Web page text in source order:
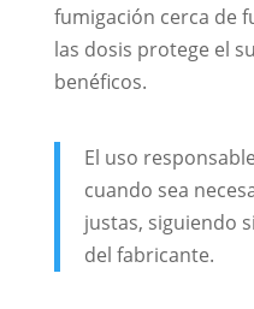
fumigación cerca de
las dosis protege el
benéficos.
El uso
cuando sea
justas, siguiendo
del fabricante.